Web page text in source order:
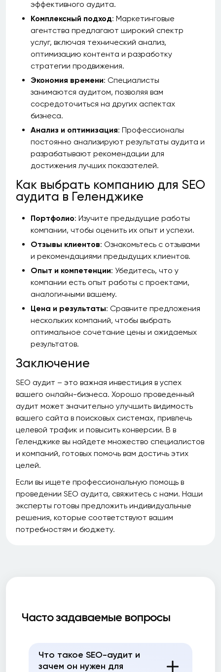
эффективного аудита.
Комплексный подход: Маркетинговые
агентства предлагают широкий спектр
услуг, включая технический анализ,
оптимизацию контента и разработку
стратегии продвижения.
Экономия времени: Специалисты
занимаются аудитом, позволяя вам
сосредоточиться на других аспектах
бизнеса.
Анализ и оптимизация: Профессионалы
постоянно анализируют результаты аудита и
разрабатывают рекомендации для
достижения лучших показателей.
Как выбрать компанию для SEO
аудита в Геленджике
Портфолио: Изучите предыдущие работы
компании, чтобы оценить их опыт и успехи.
Отзывы клиентов: Ознакомьтесь с отзывами
и рекомендациями предыдущих клиентов.
Опыт и компетенции: Убедитесь, что у
компании есть опыт работы с проектами,
аналогичными вашему.
Цена и результаты: Сравните предложения
нескольких компаний, чтобы выбрать
оптимальное сочетание цены и ожидаемых
результатов.
Заключение
SEO аудит – это важная инвестиция в успех
вашего онлайн-бизнеса. Хорошо проведенный
аудит может значительно улучшить видимость
вашего сайта в поисковых системах, привлечь
целевой трафик и повысить конверсии. В в
Геленджике вы найдете множество специалистов
и компаний, готовых помочь вам достичь этих
целей.
Если вы ищете профессиональную помощь в
проведении SEO аудита, свяжитесь с нами. Наши
эксперты готовы предложить индивидуальные
решения, которые соответствуют вашим
потребностям и бюджету.
Часто задаваемые вопросы
Что такое SEO-аудит и
зачем он нужен для